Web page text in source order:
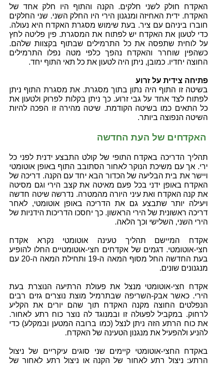
האקדח חולק לשני חלקים. הקנה והתוף היו חלק אחד של
האקדח. ידית האחיזה ומנגנון הירי היו החלק השני. שני החלקים
חוברו ביניהם עם ציר. בעת שימוש מסגרת האקדח היא נעולה.
כדי לטעון את האקדח יש לפתוח את המסגרת. פין פליטה לחץ
על לוחית שתפסה את כל התרמילים שבתוף בקצוות שלהם.
כשהפין שוחרר והאקדח נהפך כלפי מטה נפלו התרמילים
החוצה יחדיו. כמובן, ניתן היה לטעון את כל תאי התוף יחד.
פתיחה צידית על זרוע
בשיטה זו התוף היה נתון בתוך מסגרת. את מסגרת התוף ניתן
לפתוח לצד אחד על גבי זרוע. כך ניתן בקלות לפרוק ולטעון את
כל התאים כמו בשיטה הקודמת. שיטה מהירה זו הפכה להיות
השיטה הנפוצה ביותר.
האקדחים של העת החדשה
תהליך הדריכה באקדח התופי של קולט התבצע ידנית לפני כל
ירי. אך עם משיכת הנוקר לאחור הסתובב התוף באופן אוטומטי
ויישר את בית הבליעה של הכדור הבא יחד עם הקנה. דריכה של
האקדח באופן ידני בכל פעם מאיטה את קצב הירי וגם מסיטה
את קנה האקדח ואת עיני היורה מהמטרה. נדרשה שיטה חדשה
ויעילה יותר שתבצע גם את הדריכה באופן אוטומטי, לאחר
דריכה ראשונית של הירי הראשון. כך יחסכו הדריכות הידניות של
הירי השני, השלישי וכך הלאה.
אקדח המיישם תהליך טעינה אוטומטי נקרא אקדח
חצי-אוטומטי. דגמים של אקדחים חצי-אוטומטיים החלו להופיע
בעת החדשה החל מסוף המאה ה-19 ותחילת המאה ה-20 עם
מנגנונים שונים.
אקדח חצי-אוטומטי מנצל את פעולת הרתיעה הנוצרת בעת
הירי. כאשר אבק-השריפה שבתרמיל מוצת נוצרים גזים רבים
הנפלטים החוצה מקנה האקדח תוך שהם יורים את הקליע
לרחוק. במקביל לפעולה זו ובמנוגד לה נוצר כוח רתע לאחור.
את כוח הרתע הזה ניתן לנצל (כמו ברובה המטען ובמקלע) כדי
להניע ולהפעיל את מנגנון הטעינה של האקדח.
באקדח החצי-אוטומטי קיימים שני סוגים עיקריים של ניצול
הרתע: ניצול רתע לאחור של הקנה או ניצול רתע לאחור של